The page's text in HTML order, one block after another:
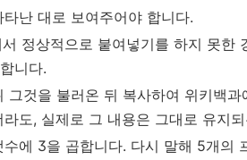
난 대로 보여주어야 합니다.
정상적으로 붙여넣기를 하지 못한
니다.
그것을 불러온 뒤 복사하여 위키백
도, 실제로 그 내용은 그대로 유지
에 3을 곱합니다. 다시 말해 5개의